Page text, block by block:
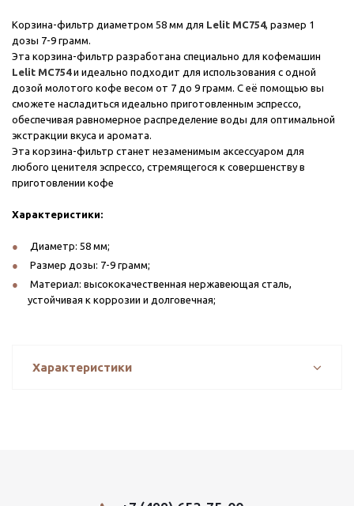
Корзина-фильтр диаметром 58 мм для Lelit MC754, размер 1
дозы 7-9 грамм.
Эта корзина-фильтр разработана специально для кофемашин
Lelit MC754и идеально подходит для использования с одной
дозой молотого кофе весом от 7 до 9 грамм. С её помощью вы
сможете насладиться идеально приготовленным эспрессо,
обеспечивая равномерное распределение воды для оптимальной
экстракции вкуса и аромата.
Эта корзина-фильтр станет незаменимым аксессуаром для
любого ценителя эспрессо, стремящегося к совершенству в
приготовлении кофе
Характеристики:
Диаметр: 58 мм;
Размер дозы: 7-9 грамм;
Материал: высококачественная нержавеющая сталь,
устойчивая к коррозии и долговечная;
Характеристики